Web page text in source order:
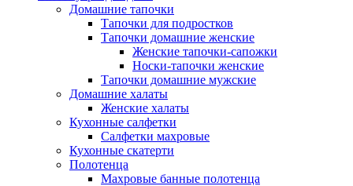
Домашние тапочки
Тапочки для подростков
Тапочки домашние женские
Женские тапочки-сапожки
Носки-тапочки женские
Тапочки домашние мужские
Домашние халаты
Женские халаты
Кухонные салфетки
Салфетки махровые
Кухонные скатерти
Полотенца
Махровые банные полотенца